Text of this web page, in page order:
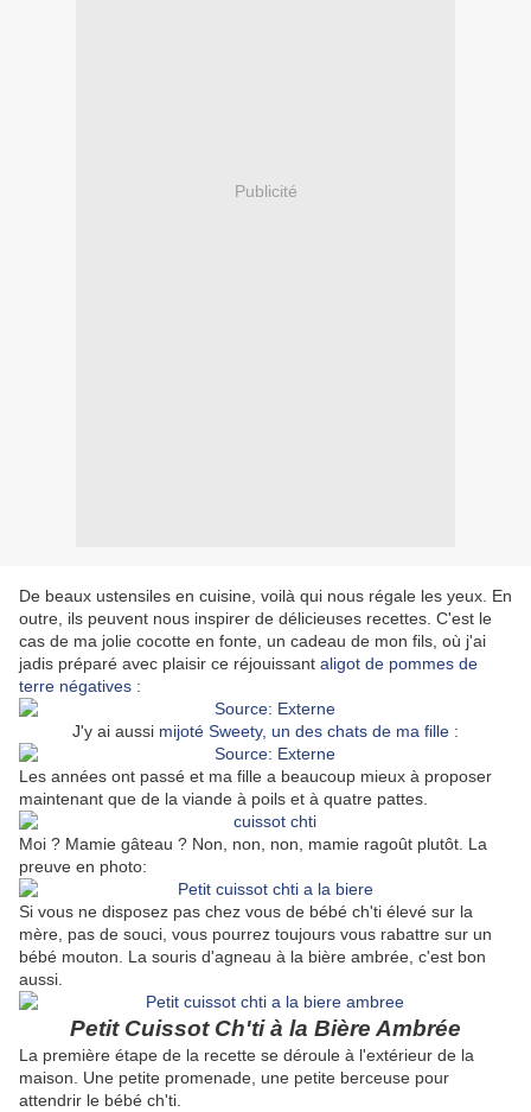
Publicité
De beaux ustensiles en cuisine, voilà qui nous régale les yeux. En
outre, ils peuvent nous inspirer de délicieuses recettes. C'est le
cas de ma jolie cocotte en fonte, un cadeau de mon fils, où j'ai
jadis préparé avec plaisir ce réjouissant aligot de pommes de
terre négatives :
J'y ai aussi mijoté Sweety, un des chats de ma fille :
Les années ont passé et ma fille a beaucoup mieux à proposer
maintenant que de la viande à poils et à quatre pattes.
Moi ? Mamie gâteau ? Non, non, non, mamie ragoût plutôt. La
preuve en photo:
Si vous ne disposez pas chez vous de bébé ch'ti élevé sur la
mère, pas de souci, vous pourrez toujours vous rabattre sur un
bébé mouton. La souris d'agneau à la bière ambrée, c'est bon
aussi.
Petit Cuissot Ch'ti à la Bière Ambrée
La première étape de la recette se déroule à l'extérieur de la
maison. Une petite promenade, une petite berceuse pour
attendrir le bébé ch'ti.